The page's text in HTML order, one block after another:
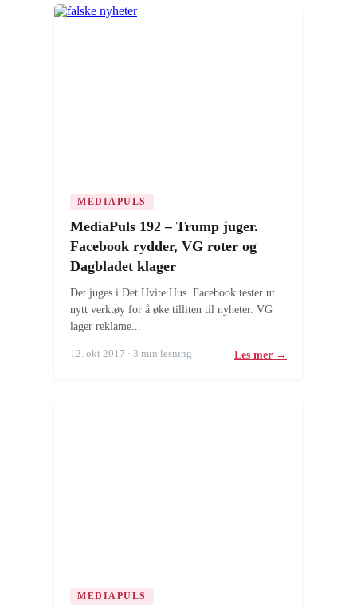
MEDIAPULS
MediaPuls 192 – Trump juger.
Facebook rydder, VG roter og
Dagbladet klager
Det juges i Det Hvite Hus. Facebook tester ut
nytt verktøy for å øke tilliten til nyheter. VG
lager reklame...
12. okt 2017 · 3 min lesning Les mer →
MEDIAPULS